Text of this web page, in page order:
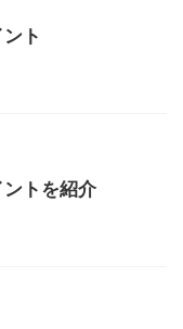
ト
トを紹介